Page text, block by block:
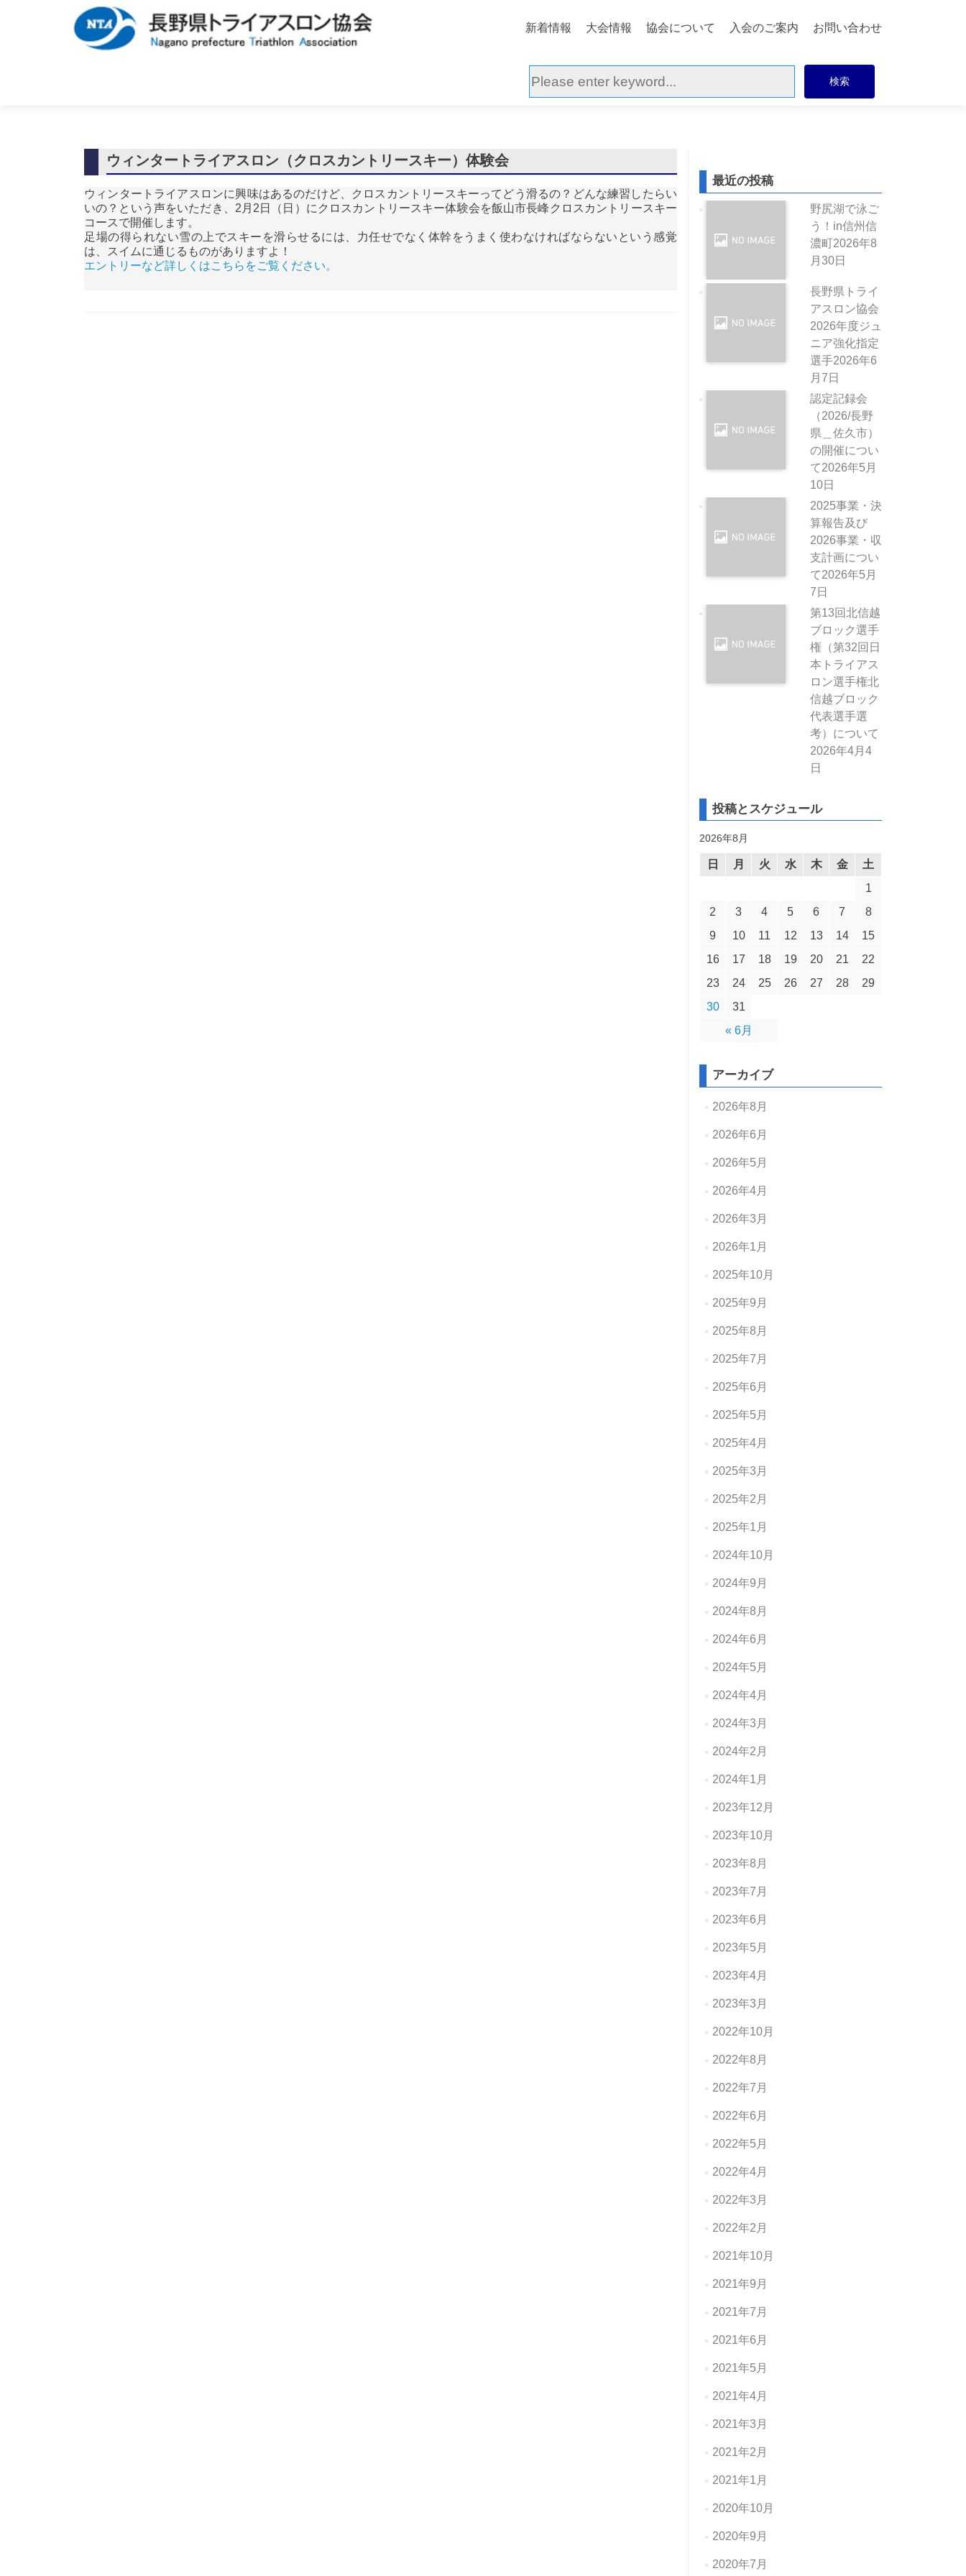
新着情報 大会情報 協会について 入会のご案内 お問い合わせ
ウィンタートライアスロン（クロスカントリースキー）体験会
ウィンタートライアスロンに興味はあるのだけど、クロスカントリースキーってどう滑るの？どんな練習したらい
いの？という声をいただき、2月2日（日）にクロスカントリースキー体験会を飯山市長峰クロスカントリースキー
コースで開催します。
足場の得られない雪の上でスキーを滑らせるには、力任せでなく体幹をうまく使わなければならないという感覚
は、スイムに通じるものがありますよ！
エントリーなど詳しくはこちらをご覧ください。
最近の投稿
野尻湖で泳ご
う！in信州信
濃町2026年8
月30日
長野県トライ
アスロン協会
2026年度ジュ
ニア強化指定
選手2026年6
月7日
認定記録会
（2026/長野
県＿佐久市）
の開催につい
て2026年5月
10日
2025事業・決
算報告及び
2026事業・収
支計画につい
て2026年5月
7日
第13回北信越
ブロック選手
権（第32回日
本トライアス
ロン選手権北
信越ブロック
代表選手選
考）について
2026年4月4
日
投稿とスケジュール
2026年8月
日 月 火 水 木 金 土
« 6月
1
2
3 4 5 6 7
8
9
10 11 12 13 14
15
16
17 18 19 20 21
22
23
24 25 26 27 28
29
30
31
アーカイブ
2026年8月
2026年6月
2026年5月
2026年4月
2026年3月
2026年1月
2025年10月
2025年9月
2025年8月
2025年7月
2025年6月
2025年5月
2025年4月
2025年3月
2025年2月
2025年1月
2024年10月
2024年9月
2024年8月
2024年6月
2024年5月
2024年4月
2024年3月
2024年2月
2024年1月
2023年12月
2023年10月
2023年8月
2023年7月
2023年6月
2023年5月
2023年4月
2023年3月
2022年10月
2022年8月
2022年7月
2022年6月
2022年5月
2022年4月
2022年3月
2022年2月
2021年10月
2021年9月
2021年7月
2021年6月
2021年5月
2021年4月
2021年3月
2021年2月
2021年1月
2020年10月
2020年9月
2020年7月